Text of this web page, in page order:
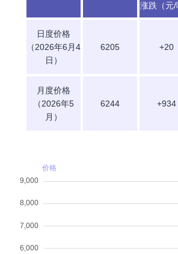
涨跌（元/
日度价格
（2026年6月4
日）
6205 +20
月度价格
（2026年5
月）
6244 +934